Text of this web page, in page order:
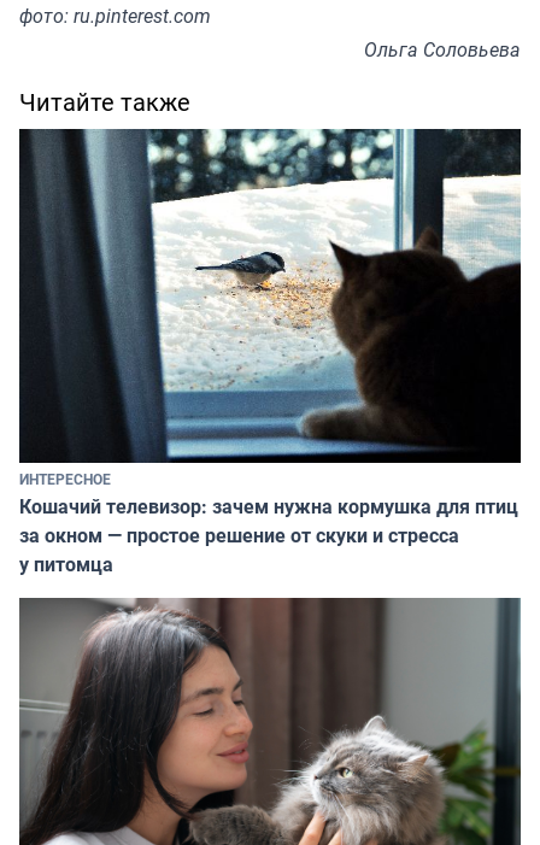
фото: ru.pinterest.com
Ольга Соловьева
Читайте также
ИНТЕРЕСНОЕ
Кошачий телевизор: зачем нужна кормушка для птиц
за окном — простое решение от скуки и стресса
у питомца